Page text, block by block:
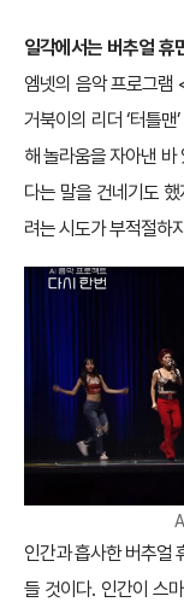
일각에서는 버추얼 휴
엠넷의 음악 프로그램
거북이의 리더 ‘터틀
해 놀라움을 자아낸
다는 말을 건네기도
려는 시도가 부적절하
인간과 흡사한 버추얼
들 것이다. 인간이 스